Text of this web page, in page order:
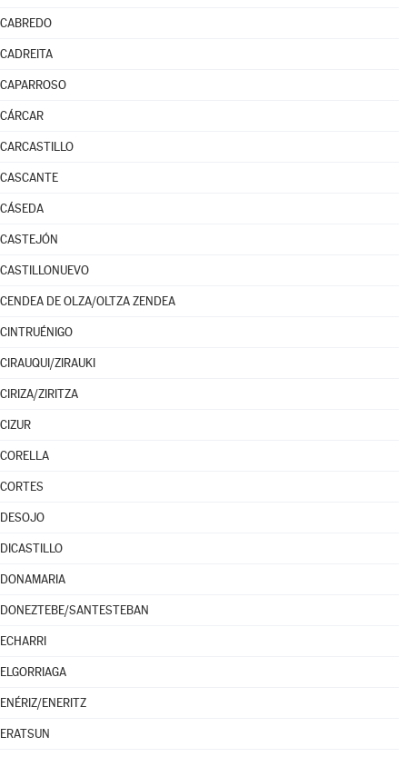
CABREDO
CADREITA
CAPARROSO
CÁRCAR
CARCASTILLO
CASCANTE
CÁSEDA
CASTEJÓN
CASTILLONUEVO
CENDEA DE OLZA/OLTZA ZENDEA
CINTRUÉNIGO
CIRAUQUI/ZIRAUKI
CIRIZA/ZIRITZA
CIZUR
CORELLA
CORTES
DESOJO
DICASTILLO
DONAMARIA
DONEZTEBE/SANTESTEBAN
ECHARRI
ELGORRIAGA
ENÉRIZ/ENERITZ
ERATSUN